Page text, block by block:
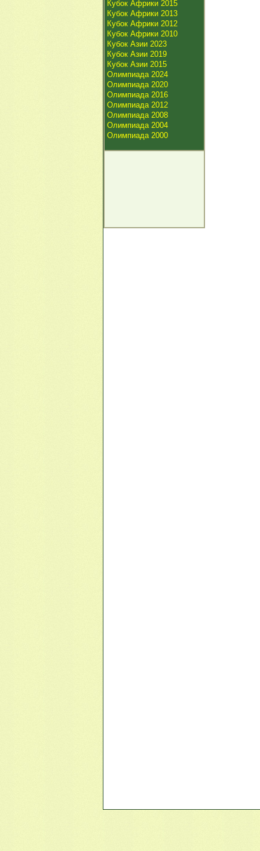
Кубок Африки 2015
Кубок Африки 2013
Кубок Африки 2012
Кубок Африки 2010
Кубок Азии 2023
Кубок Азии 2019
Кубок Азии 2015
Олимпиада 2024
Олимпиада 2020
Олимпиада 2016
Олимпиада 2012
Олимпиада 2008
Олимпиада 2004
Олимпиада 2000